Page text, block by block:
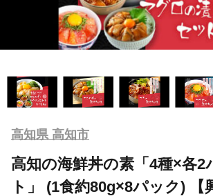
高知県 高知市
高知の海鮮丼の素「4種×各2
ト」 (1食約80g×8パック) 【